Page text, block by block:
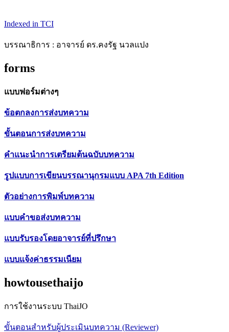
Indexed in TCI
บรรณาธิการ : อาจารย์ ดร.คงรัฐ นวลแปง
forms
แบบฟอร์มต่างๆ
ข้อตกลงการส่งบทความ
ขั้นตอนการส่งบทความ
คำแนะนำการเตรียมต้นฉบับบทความ
รูปแบบการเขียนบรรณานุกรมแบบ APA 7th Edition
ตัวอย่างการพิมพ์บทความ
แบบคำขอส่งบทความ
แบบรับรองโดยอาจารย์ที่ปรึกษา
แบบแจ้งค่าธรรมเนียม
howtousethaijo
การใช้งานระบบ ThaiJO
ขั้นตอนสำหรับผู้ประเมินบทความ (Reviewer)